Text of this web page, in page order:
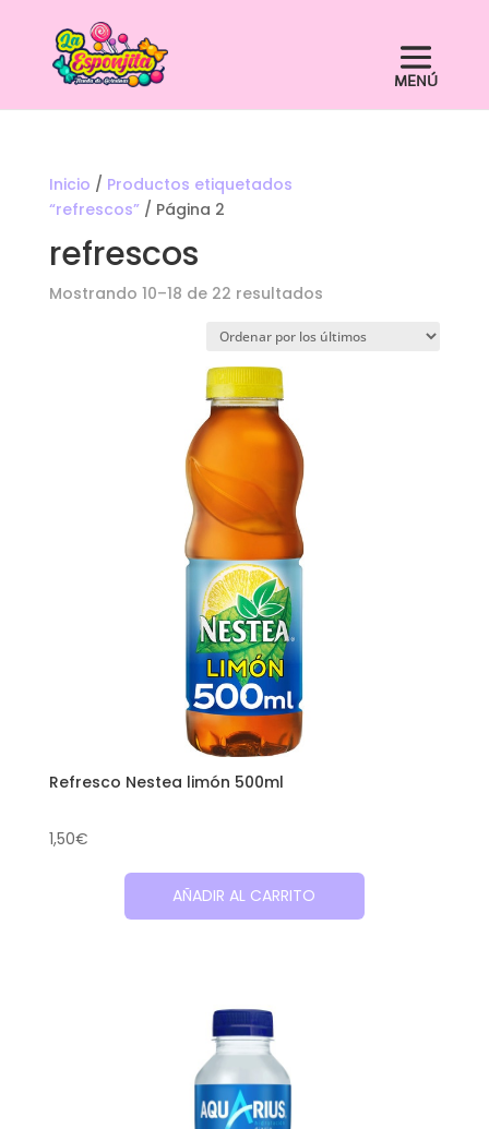
Inicio / Productos etiquetados
“refrescos”/ Página 2
refrescos
Mostrando 10–18 de 22 resultadosOrdenado
los
Refresco Nestea limón 500ml
1,50€
AÑADIR AL CARRITO